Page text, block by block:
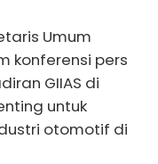
Umum
konferensi pers
GIIAS di
untuk
otomotif di